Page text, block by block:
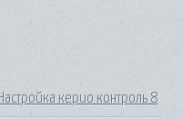
Настройка керио контроль 8